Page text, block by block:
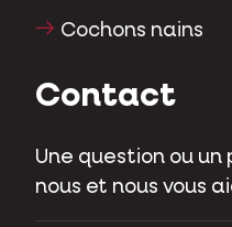
Cochons nains
Contact
Une question ou
nous et nous vous